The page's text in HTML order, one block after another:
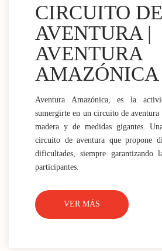
CIRCUITO DE
AVENTURA |
AVENTURA
AMAZÓNICA
Aventura Amazónica, es la
sumergirte en un circuito de
madera y de medidas gigantes.
circuito de aventura que propone
dificultades, siempre garantizando
participantes.
VER MÁS